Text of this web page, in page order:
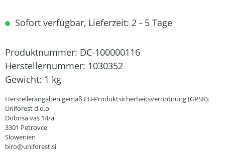
Sofort verfügbar, Lieferzeit: 2 - 5 Tage
Produktnummer: DC-100000116
Herstellernummer: 1030352
Gewicht: 1 kg
Herstellerangaben gemäß EU-Produktsicherheitsverordnung (GPSR):
Uniforest d.o.o
Dobrisa vas 14/a
3301 Petrovce
Slowenien
biro@uniforest.si